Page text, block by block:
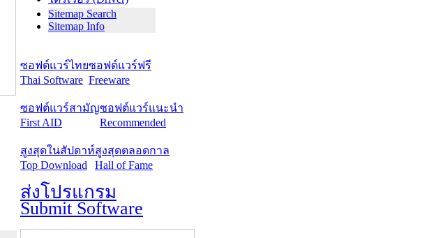
Sitemap Search
Sitemap Info
ซอฟต์แวร์ไทย
Thai Software
ซอฟต์แวร์ฟรี
Freeware
ซอฟต์แวร์สามัญ
First AID
ซอฟต์แวร์แนะนำ
Recommended
สูงสุดในสัปดาห์
Top Download
สูงสุดตลอดกาล
Hall of Fame
ส่งโปรแกรม
Submit Software